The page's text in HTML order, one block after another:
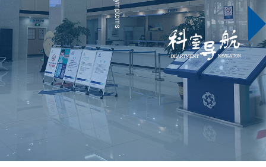
主任医师